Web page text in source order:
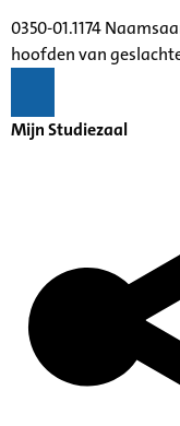
0350-01.1174
hoofden van
Mijn Studiezaal